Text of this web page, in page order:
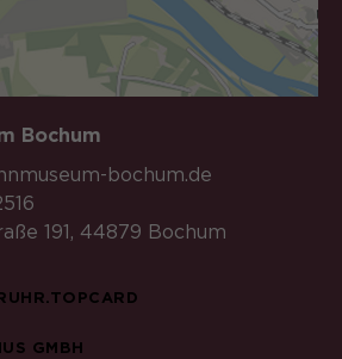
Bochum
bochum.de
191, 44879 Bochum
GMBH